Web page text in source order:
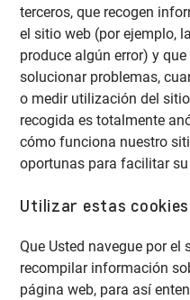
terceros, que recogen
el sitio web (por ejemplo,
produce algún error) y
solucionar problemas,
o medir utilización del
recogida es totalmente
cómo funciona nuestro
oportunas para facilitar
Utilizar estas
Que Usted navegue por
recompilar información
página web, para así